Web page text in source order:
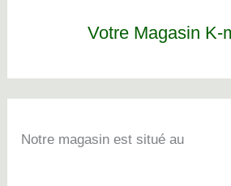
Votre Magasin K-
Notre magasin est situé au